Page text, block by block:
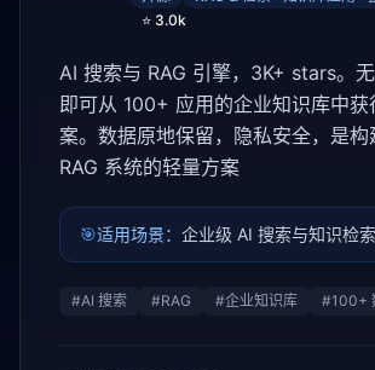
⭐ 3.0k
AI 搜索与 RAG 引擎，3K+ stars。
即可从 100+ 应用的企业知识库中获
案。数据原地保留，隐私安全，是构
RAG 系统的轻量方案
🎯适用场景： 企业级 AI 搜索与知识检
#AI 搜索 #RAG #企业知识库 #100+